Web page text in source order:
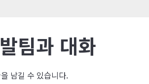
팀과 대화
남길 수 있습니다.